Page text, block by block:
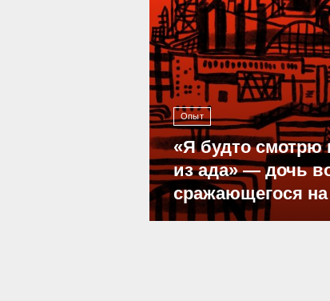
Опыт
«Я будто смотрю
из ада» — дочь
сражающегося на